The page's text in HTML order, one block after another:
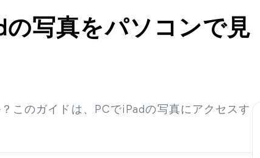
の写真をパソコンで見
このガイドは、PCでiPadの写真にアクセスす